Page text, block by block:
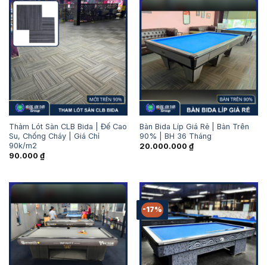
Thảm Lót Sàn CLB Bida | Đế Cao
Su, Chống Cháy | Giá Chỉ
90k/m2
90.000 ₫
Bàn Bida Líp Giá Rẻ | Bàn Trên
90% | BH 36 Tháng
20.000.000 ₫
-17%